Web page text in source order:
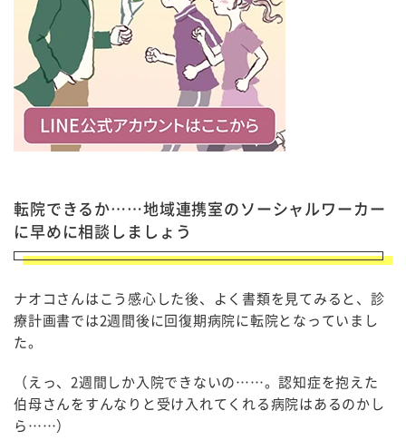
転院できるか……地域連携室のソーシャルワーカー
に早めに相談しましょう
ナオコさんはこう感心した後、よく書類を見てみると、診
療計画書では2週間後に回復期病院に転院となっていまし
た。
（えっ、2週間しか入院できないの……。認知症を抱えた
伯母さんをすんなりと受け入れてくれる病院はあるのかし
ら……）